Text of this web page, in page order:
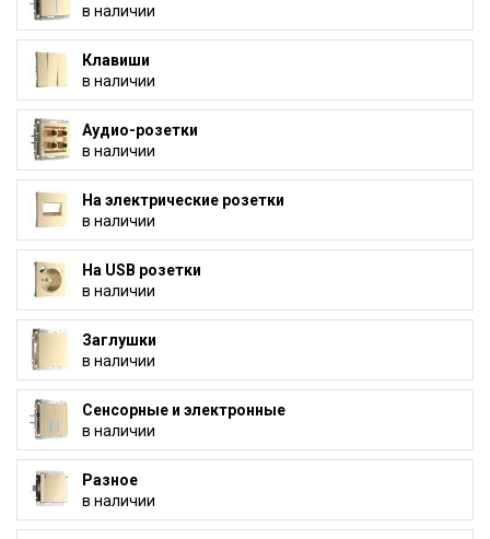
в наличии
Клавиши
в наличии
Аудио-розетки
в наличии
На электрические розетки
в наличии
На USB розетки
в наличии
Заглушки
в наличии
Сенсорные и электронные
в наличии
Разное
в наличии